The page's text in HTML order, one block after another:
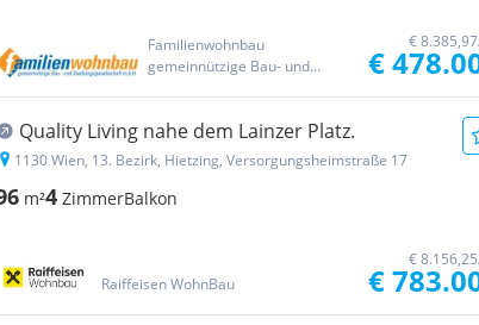
Familienwohnbau
gemeinnützige Bau- und
€
€
Quality Living nahe dem Lainzer Platz.
1130 Wien, 13. Bezirk, Hietzing, Versorgungsheimstraße 17
m²4 ZimmerBalkon
Raiffeisen WohnBau
€
€